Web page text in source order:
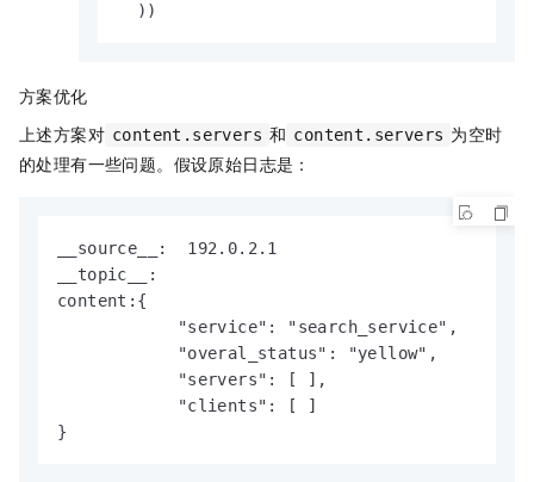
  ))
方案优化
上述方案对 content.servers 和 content.servers 为空时
的处理有一些问题。假设原始日志是：
__source__:  192.0.2.1
__topic__:
content:{
            "service": "search_service",
            "overal_status": "yellow",
            "servers": [ ],
            "clients": [ ]
}